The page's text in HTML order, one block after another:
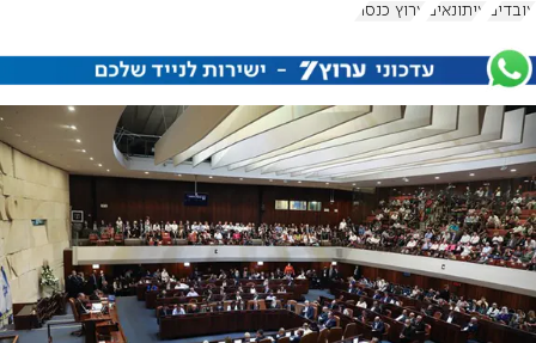
עובדים עיתונאים ערוץ כנסת